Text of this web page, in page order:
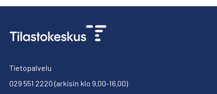
Tietopalvelu
029 551 2220 (arkisin klo 9.00-16.00)